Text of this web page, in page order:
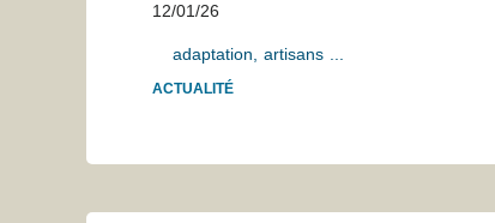
12/01/26
adaptation artisans
ACTUALITÉ